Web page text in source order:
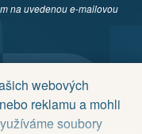
na uvedenou e-mailovou
webových
reklamu a mohli
soubory